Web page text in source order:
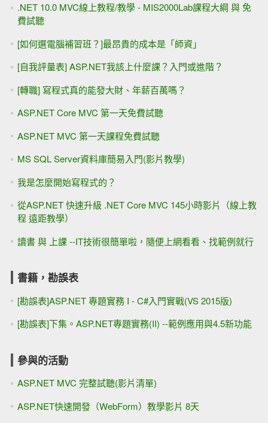
.NET 10.0 MVC線上教程/教學 - MIS2000Lab課程大綱 與 免
費試聽
[如何選電腦補習班？]最昂貴的成本是「師資」
[自我評量表] ASP.NET我該上什麼課？入門或進階？
[轉職] 寫程式真的能發大財、年薪百萬嗎？
ASP.NET Core MVC 第一天免費試聽
ASP.NET MVC 第一天課程免費試聽
MS SQL Server資料庫簡易入門(影片教學)
我是怎麼開始寫程式的？
從ASP.NET 快速升級 .NET Core MVC 145小時影片（線上教
程 遠距教學）
讀書 與 上課 --IT技術很簡單啦，隨便上網看看、找範例就行
書籍，勘誤表
[勘誤表]ASP.NET 專題實務 I - C#入門實戰(VS 2015版)
[勘誤表]下集。ASP.NET專題實務(II) --範例應用與4.5新功能
參與的活動
ASP.NET MVC 完整試聽(影片清單)
ASP.NET快速開發（WebForm）教學影片 8天